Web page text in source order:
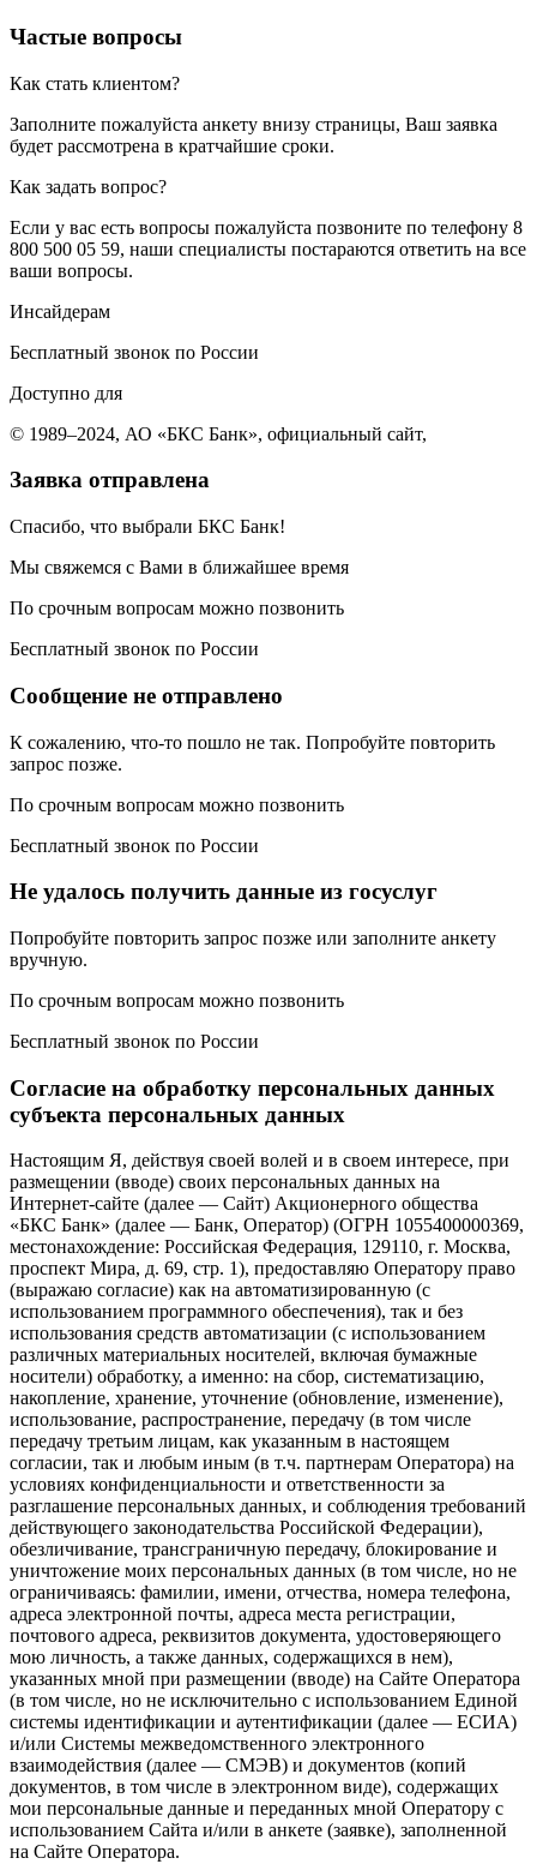
Частые вопросы
Как стать клиентом?
Заполните пожалуйста анкету внизу страницы, Ваш заявка
будет рассмотрена в кратчайшие сроки.
Как задать вопрос?
Если у вас есть вопросы пожалуйста позвоните по телефону 8
800 500 05 59, наши специалисты постараются ответить на все
ваши вопросы.
Инсайдерам
Бесплатный звонок по России
Доступно для
© 1989–2024, АО «БКС Банк», официальный сайт,
Заявка отправлена
Спасибо, что выбрали БКС Банк!
Мы свяжемся с Вами в ближайшее время
По срочным вопросам можно позвонить
Бесплатный звонок по России
Сообщение не отправлено
К сожалению, что-то пошло не так. Попробуйте повторить
запрос позже.
По срочным вопросам можно позвонить
Бесплатный звонок по России
Не удалось получить данные из госуслуг
Попробуйте повторить запрос позже или заполните анкету
вручную.
По срочным вопросам можно позвонить
Бесплатный звонок по России
Согласие на обработку персональных данных
субъекта персональных данных
Настоящим Я, действуя своей волей и в своем интересе, при
размещении (вводе) своих персональных данных на
Интернет-сайте (далее — Сайт) Акционерного общества
«БКС Банк» (далее — Банк, Оператор) (ОГРН 1055400000369,
местонахождение: Российская Федерация, 129110, г. Москва,
проспект Мира, д. 69, стр. 1), предоставляю Оператору право
(выражаю согласие) как на автоматизированную (с
использованием программного обеспечения), так и без
использования средств автоматизации (с использованием
различных материальных носителей, включая бумажные
носители) обработку, а именно: на сбор, систематизацию,
накопление, хранение, уточнение (обновление, изменение),
использование, распространение, передачу (в том числе
передачу третьим лицам, как указанным в настоящем
согласии, так и любым иным (в т.ч. партнерам Оператора) на
условиях конфиденциальности и ответственности за
разглашение персональных данных, и соблюдения требований
действующего законодательства Российской Федерации),
обезличивание, трансграничную передачу, блокирование и
уничтожение моих персональных данных (в том числе, но не
ограничиваясь: фамилии, имени, отчества, номера телефона,
адреса электронной почты, адреса места регистрации,
почтового адреса, реквизитов документа, удостоверяющего
мою личность, а также данных, содержащихся в нем),
указанных мной при размещении (вводе) на Сайте Оператора
(в том числе, но не исключительно с использованием Единой
системы идентификации и аутентификации (далее — ЕСИА)
и/или Системы межведомственного электронного
взаимодействия (далее — СМЭВ) и документов (копий
документов, в том числе в электронном виде), содержащих
мои персональные данные и переданных мной Оператору с
использованием Сайта и/или в анкете (заявке), заполненной
на Сайте Оператора.